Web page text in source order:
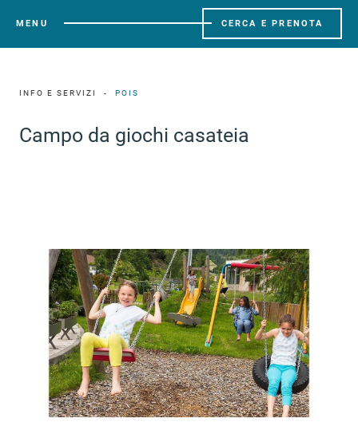
MENU CERCA E PRENOTA
INFO E SERVIZI POIS
Campo da giochi casateia